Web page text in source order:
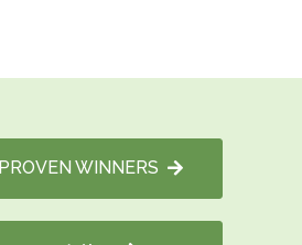
PROVEN WINNERS